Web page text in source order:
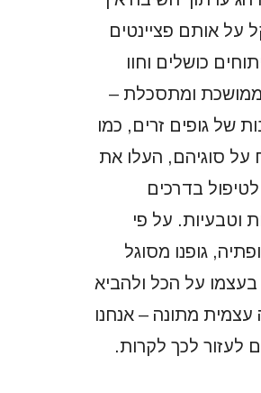
על אותם פציינטים
כושלים וחוו
ומתסכלת –
של גופים זרים, כמו
על סוגיהם, העלו את
בדרכים
וטבעיות. על פי
גופנו מסוגל
על הכל ולהביא
מתונה – אנחנו
לעזור לכך לקרות.